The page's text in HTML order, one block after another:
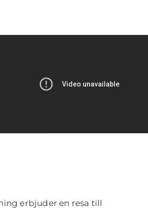
erbjuder en resa till